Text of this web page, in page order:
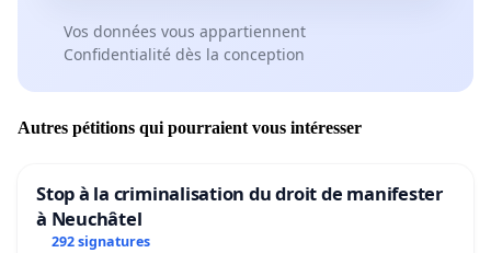
Vos données vous appartiennent
Confidentialité dès la conception
Autres pétitions qui pourraient vous intéresser
Stop à la criminalisation du droit de manifester
à Neuchâtel
292 signatures